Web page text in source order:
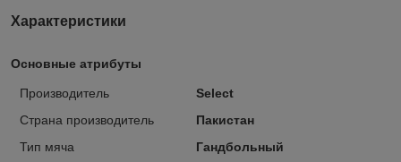
Характеристики
Основные атрибуты
Производитель
Select
Страна производитель
Пакистан
Тип мяча
Гандбольный